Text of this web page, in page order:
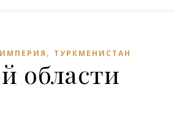
, ТУРКМЕНИСТАН
области